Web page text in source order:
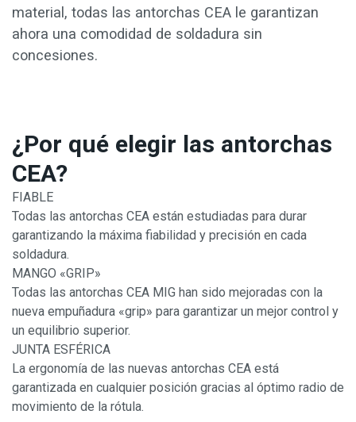
material, todas las antorchas CEA le garantizan
ahora una comodidad de soldadura sin
concesiones.
¿Por qué elegir las antorchas
CEA?
FIABLE
Todas las antorchas CEA están estudiadas para durar
garantizando la máxima fiabilidad y precisión en cada
soldadura.
MANGO «GRIP»
Todas las antorchas CEA MIG han sido mejoradas con la
nueva empuñadura «grip» para garantizar un mejor control y
un equilibrio superior.
JUNTA ESFÉRICA
La ergonomía de las nuevas antorchas CEA está
garantizada en cualquier posición gracias al óptimo radio de
movimiento de la rótula.